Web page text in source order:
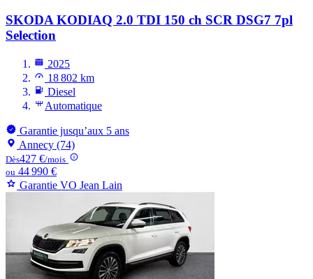
SKODA KODIAQ 2.0 TDI 150 ch SCR DSG7 7pl
Selection
2025
18 802 km
Diesel
Automatique
Garantie jusqu’aux 5 ans
Annecy (74)
Dès427 €/mois
ou 44 990 €
Garantie VO Jean Lain